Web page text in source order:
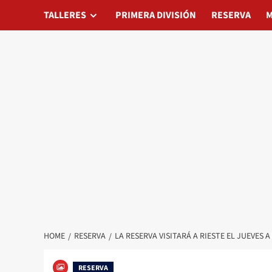
TALLERES PRIMERA DIVISIÓN RESERVA
TALLERES PRIMERA DIVISIÓN RESERVA
HOME RESERVA LA RESERVA VISITARÁ A RIESTE EL JUEVES
RESERVA